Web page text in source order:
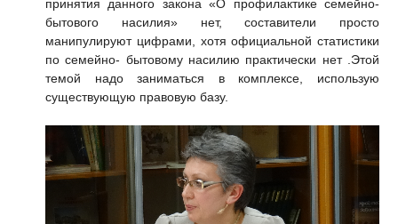
принятия данного закона«О профилактике семейно-
бытового насилия» нет, составители просто
манипулируют цифрами, хотя официальной статистики
по семейно- бытовому насилию практически нет .Этой
темой надо заниматься в комплексе, использую
существующую правовую базу.